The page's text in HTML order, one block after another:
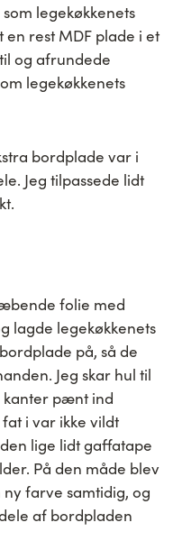
legekøkkenets
rest MDF plade i et
og afrundede
legekøkkenets
bordplade var i
Jeg tilpassede lidt
folie med
lagde legekøkkenets
på, så de
Jeg skar hul til
kanter pænt ind
i var ikke vildt
lige lidt gaffatape
På den måde blev
farve samtidig, og
af bordpladen